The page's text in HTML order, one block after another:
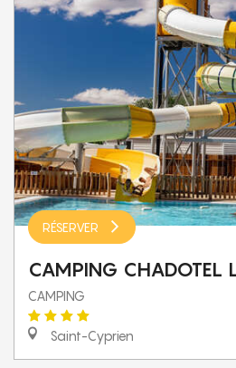
RÉSERVER
CAMPING CHADOTEL
CAMPING
Saint-Cyprien